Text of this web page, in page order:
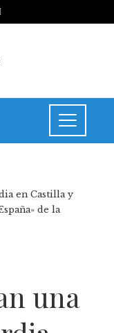
en Castilla y
de la
una